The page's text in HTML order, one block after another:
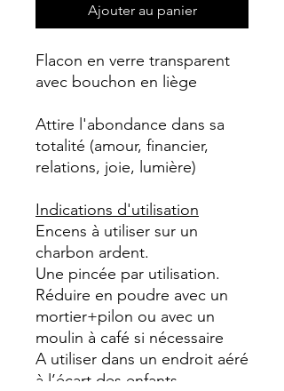
Ajouter au panier
Flacon en verre transparent
avec bouchon en liège
Attire l'abondance dans sa
totalité (amour, financier,
relations, joie, lumière)
Indications d'utilisation
Encens à utiliser sur un
charbon ardent.
Une pincée par utilisation.
Réduire en poudre avec un
mortier+pilon ou avec un
moulin à café si nécessaire
A utiliser dans un endroit aéré
à l’écart des enfants.